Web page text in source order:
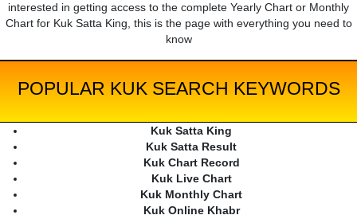
interested in getting access to the complete Yearly Chart or Monthly
Chart for Kuk Satta King, this is the page with everything you need to
know
POPULAR KUK SEARCH KEYWORDS
Kuk Satta King
Kuk Satta Result
Kuk Chart Record
Kuk Live Chart
Kuk Monthly Chart
Kuk Online Khabr